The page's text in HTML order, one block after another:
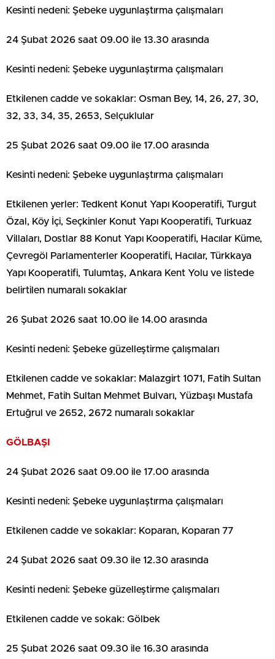
Kesinti nedeni: Şebeke uygunlaştırma çalışmaları
24 Şubat 2026 saat 09.00 ile 13.30 arasında
Kesinti nedeni: Şebeke uygunlaştırma çalışmaları
Etkilenen cadde ve sokaklar: Osman Bey, 14, 26, 27, 30,
32, 33, 34, 35, 2653, Selçuklular
25 Şubat 2026 saat 09.00 ile 17.00 arasında
Kesinti nedeni: Şebeke uygunlaştırma çalışmaları
Etkilenen yerler: Tedkent Konut Yapı Kooperatifi, Turgut
Özal, Köy İçi, Seçkinler Konut Yapı Kooperatifi, Turkuaz
Villaları, Dostlar 88 Konut Yapı Kooperatifi, Hacılar Küme,
Çevregöl Parlamenterler Kooperatifi, Hacılar, Türkkaya
Yapı Kooperatifi, Tulumtaş, Ankara Kent Yolu ve listede
belirtilen numaralı sokaklar
26 Şubat 2026 saat 10.00 ile 14.00 arasında
Kesinti nedeni: Şebeke güzelleştirme çalışmaları
Etkilenen cadde ve sokaklar: Malazgirt 1071, Fatih Sultan
Mehmet, Fatih Sultan Mehmet Bulvarı, Yüzbaşı Mustafa
Ertuğrul ve 2652, 2672 numaralı sokaklar
GÖLBAŞI
24 Şubat 2026 saat 09.00 ile 17.00 arasında
Kesinti nedeni: Şebeke uygunlaştırma çalışmaları
Etkilenen cadde ve sokaklar: Koparan, Koparan 77
24 Şubat 2026 saat 09.30 ile 12.30 arasında
Kesinti nedeni: Şebeke güzelleştirme çalışmaları
Etkilenen cadde ve sokak: Gölbek
25 Şubat 2026 saat 09.30 ile 16.30 arasında